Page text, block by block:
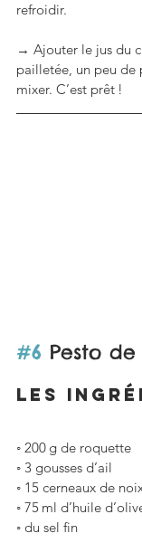
refroidir.
→ Ajouter le jus du
pailletée, un peu de
mixer. C’est prêt !
#6 Pesto
LES
◦ 200 g de roquette
◦ 3 gousses d’ail
◦ 15 cerneaux de
◦ 75 ml d’huile
◦ du sel fin